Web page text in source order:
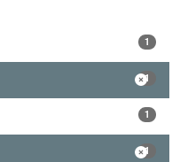
1
1
1
1